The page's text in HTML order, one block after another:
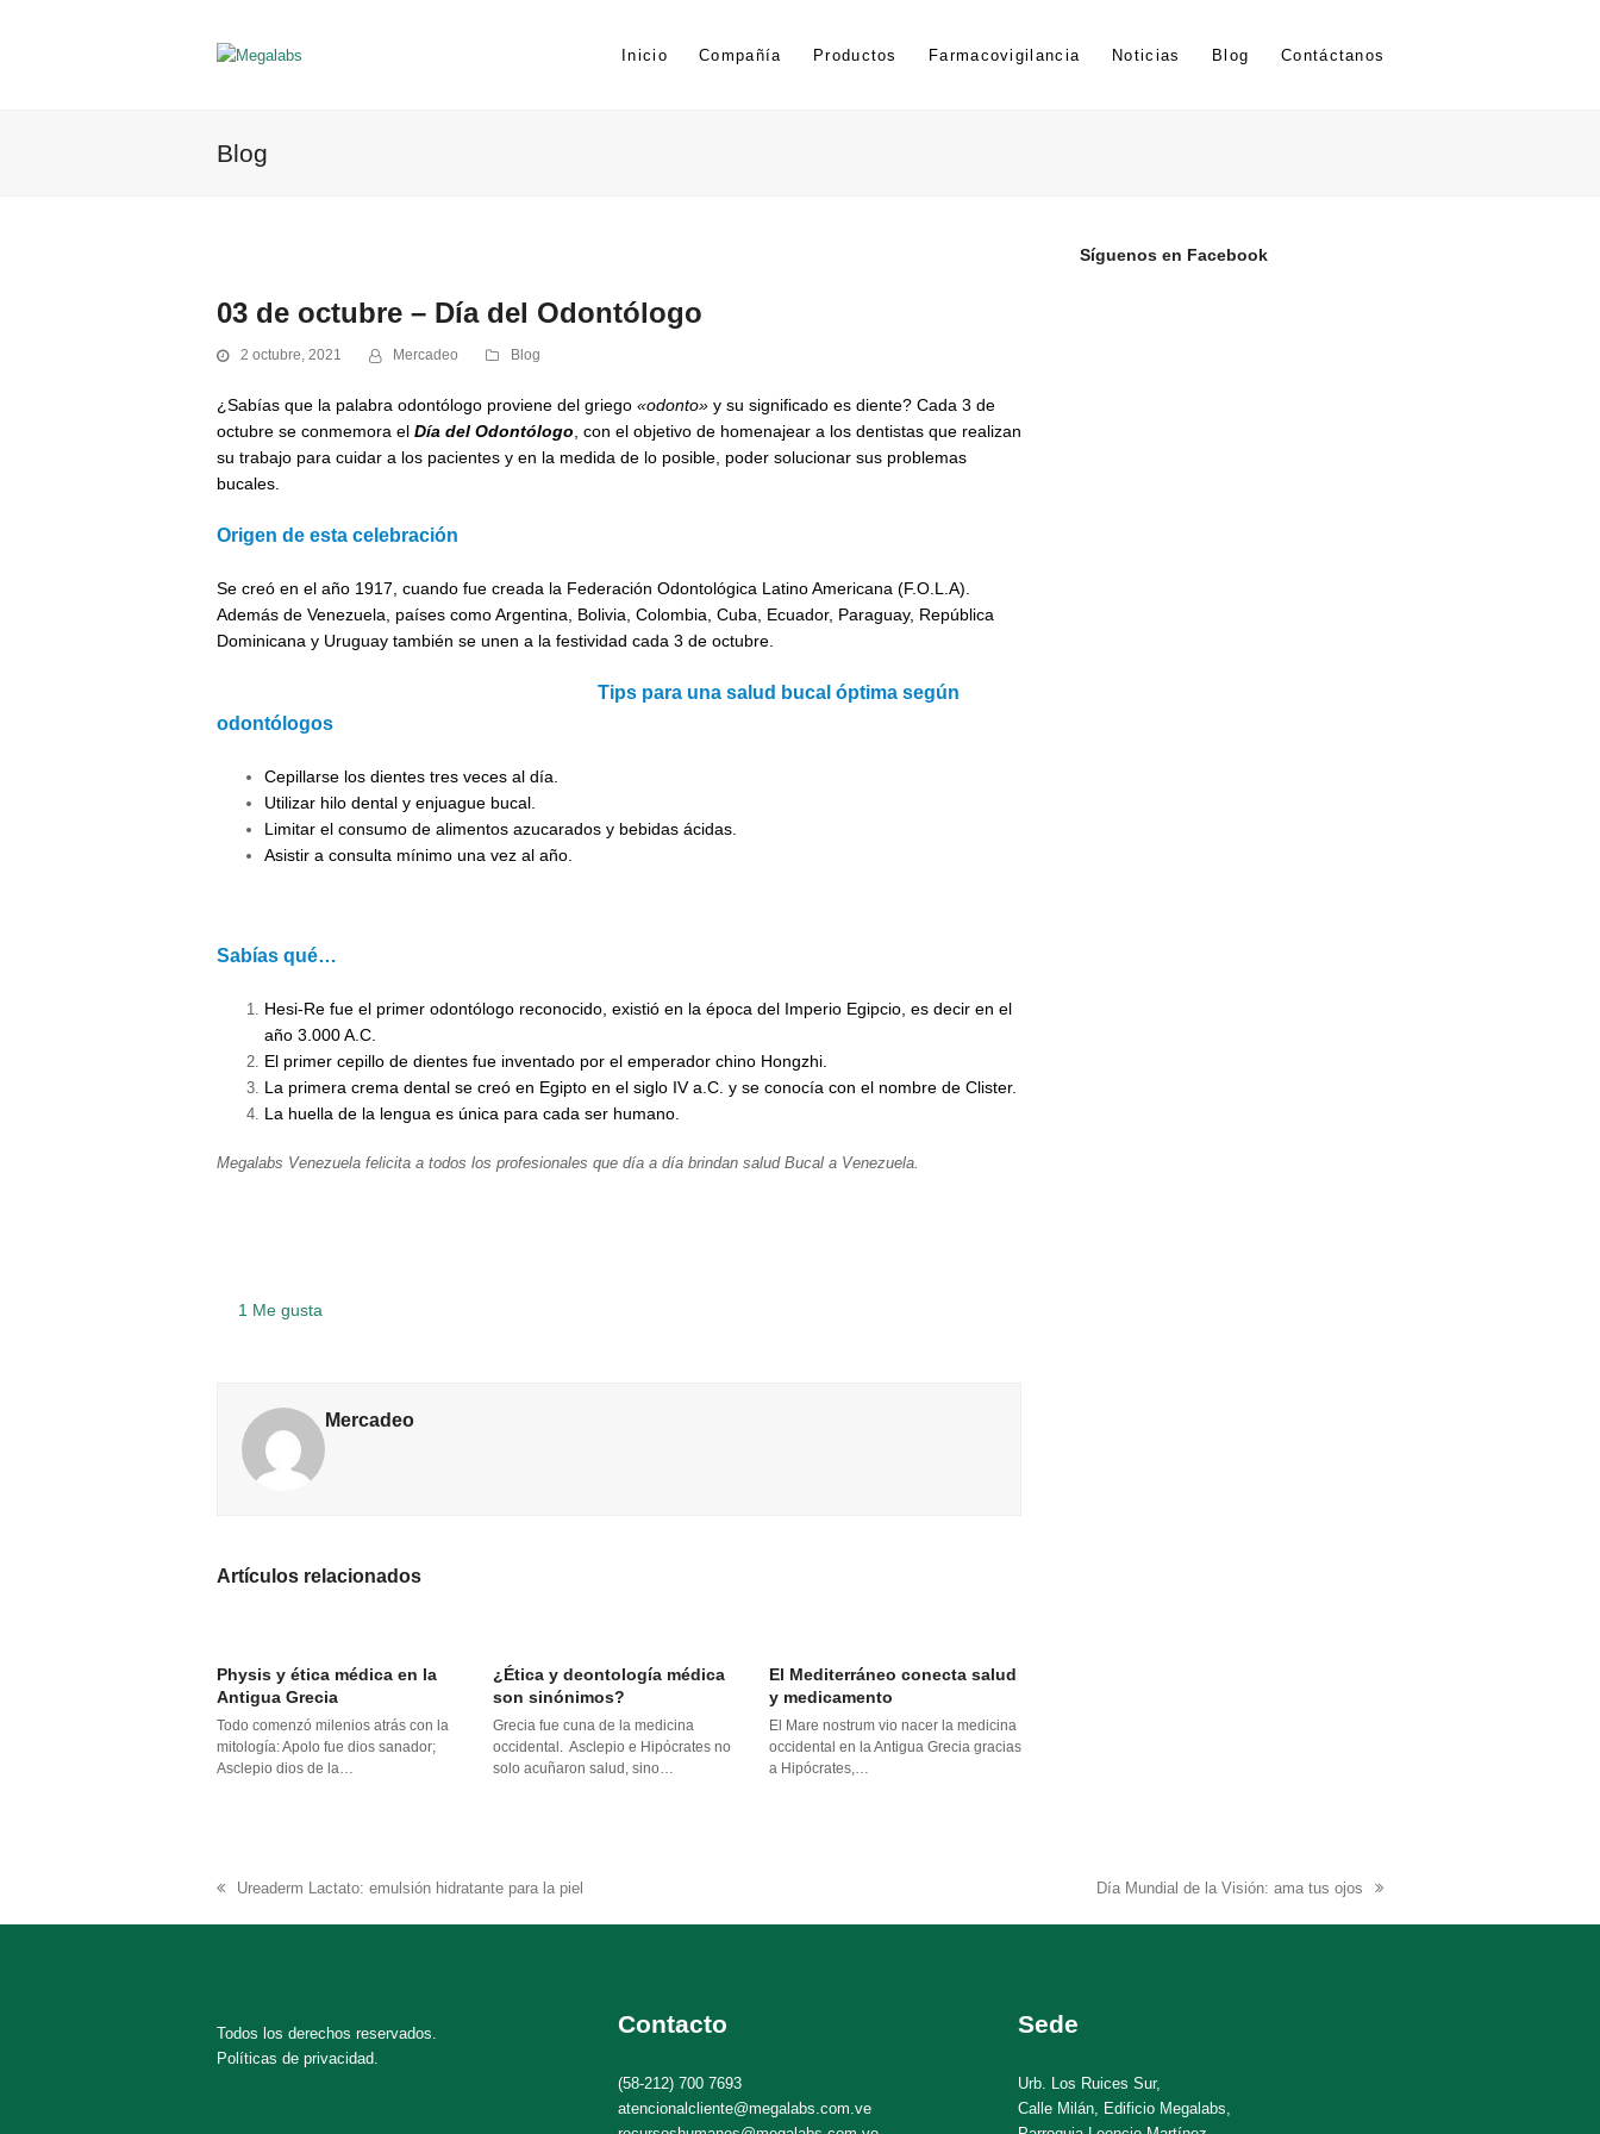
Inicio Compañía Productos Farmacovigilancia Noticias Blog Contáctanos
Blog
03 de octubre – Día del Odontólogo
2 octubre, 2021 Mercadeo Blog
¿Sabías que la palabra odontólogo proviene del griego «odonto» y su significado es diente? Cada 3 de
octubre se conmemora el Día del Odontólogo , con el objetivo de homenajear a los dentistas que realizan
su trabajo para cuidar a los pacientes y en la medida de lo posible, poder solucionar sus problemas
bucales.
Origen de esta celebración
Se creó en el año 1917, cuando fue creada la Federación Odontológica Latino Americana (F.O.L.A).
Además de Venezuela, países como Argentina, Bolivia, Colombia, Cuba, Ecuador, Paraguay, República
Dominicana y Uruguay también se unen a la festividad cada 3 de octubre.
Tips para una salud bucal óptima según
odontólogos
Cepillarse los dientes tres veces al día.
Utilizar hilo dental y enjuague bucal.
Limitar el consumo de alimentos azucarados y bebidas ácidas.
Asistir a consulta mínimo una vez al año.
Sabías qué…
Hesi-Re fue el primer odontólogo reconocido, existió en la época del Imperio Egipcio, es decir en el
año 3.000 A.C.
El primer cepillo de dientes fue inventado por el emperador chino Hongzhi.
La primera crema dental se creó en Egipto en el siglo IV a.C. y se conocía con el nombre de Clister.
La huella de la lengua es única para cada ser humano.
Megalabs Venezuela felicita a todos los profesionales que día a día brindan salud Bucal a Venezuela.
1 Me gusta
Mercadeo
Artículos relacionados
Physis y ética médica en la
Antigua Grecia
Todo comenzó milenios atrás con la
mitología: Apolo fue dios sanador;
Asclepio dios de la…
¿Ética y deontología médica
son sinónimos?
Grecia fue cuna de la medicina
occidental. Asclepio e Hipócrates no
solo acuñaron salud, sino…
El Mediterráneo conecta salud
y medicamento
El Mare nostrum vio nacer la medicina
occidental en la Antigua Grecia gracias
a Hipócrates,…
Síguenos en Facebook
previous
post:
Ureaderm Lactato: emulsión hidratante para la piel
next
post:
Día Mundial de la Visión: ama tus ojos
Todos los derechos reservados.
Políticas de privacidad.
Contacto
(58-212) 700 7693
atencionalcliente@megalabs.com.ve
Sede
Urb. Los Ruices Sur,
Calle Milán, Edificio Megalabs,